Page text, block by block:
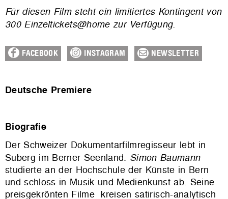
Für diesen Film steht ein limitiertes Kontingent von
300 Einzeltickets@home zur Verfügung.
FACEBOOK INSTAGRAM NEWSLETTER
Deutsche Premiere
Biografie
Der Schweizer Dokumentarfilmregisseur lebt in
Suberg im Berner Seenland. Simon Baumann
studierte an der Hochschule der Künste in Bern
und schloss in Musik und Medienkunst ab. Seine
preisgekrönten Filme kreisen satirisch-analytisch